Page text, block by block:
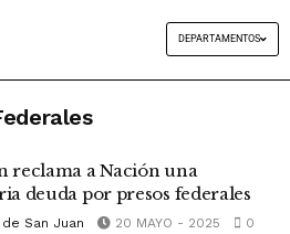
DEPARTAMENTOS
reclama a Nación una
deuda por presos federales
San Juan 20 MAYO - 2025 0